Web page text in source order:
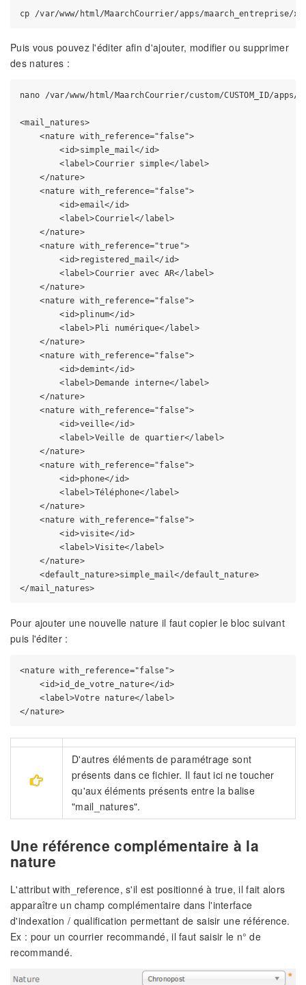
Puis vous pouvez l'éditer afin d'ajouter, modifier ou supprimer
des natures :
nano /var/www/html/MaarchCourrier/custom/CUSTOM_ID/
<mail_natures>
    <nature with_reference="false">
        <id>simple_mail</id>
        <label>Courrier simple</label>
    </nature>
    <nature with_reference="false">
        <id>email</id>
        <label>Courriel</label>
    </nature>
    <nature with_reference="true">
        <id>registered_mail</id>
        <label>Courrier avec AR</label>
    </nature>
    <nature with_reference="false">
        <id>plinum</id>
        <label>Pli numérique</label>
    </nature>
    <nature with_reference="false">
        <id>demint</id>
        <label>Demande interne</label>
    </nature>
    <nature with_reference="false">
        <id>veille</id>
        <label>Veille de quartier</label>
    </nature>
    <nature with_reference="false">
        <id>phone</id>
        <label>Téléphone</label>
    </nature>
    <nature with_reference="false">
        <id>visite</id>
        <label>Visite</label>
    </nature>
    <default_nature>simple_mail</default_nature>
Pour ajouter une nouvelle nature il faut copier le bloc suivant
puis l'éditer :
<nature with_reference="false">
    <id>id_de_votre_nature</id>
    <label>Votre nature</label>
D'autres éléments de paramétrage sont
présents dans ce fichier. Il faut ici ne toucher
qu'aux éléments présents entre la balise
"mail_natures".
Une référence complémentaire à la
nature
L'attribut with_reference, s'il est positionné à true, il fait alors
apparaître un champ complémentaire dans l'interface
d'indexation / qualification permettant de saisir une référence.
Ex : pour un courrier recommandé, il faut saisir le n° de
recommandé.